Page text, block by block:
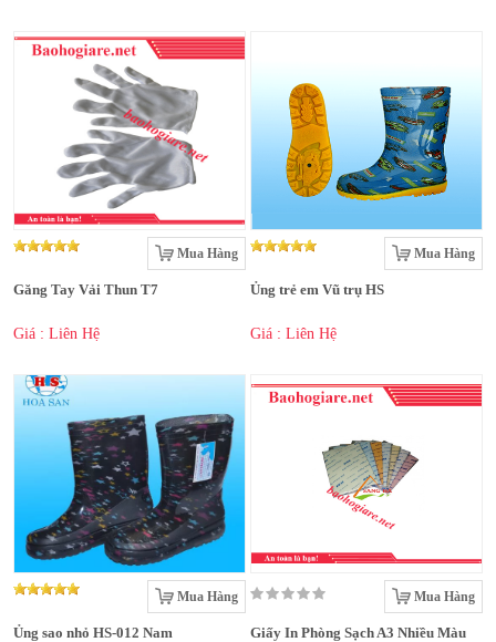
Mua Hàng
Găng Tay Vải Thun T7
Giá : Liên Hệ
Mua Hàng
Ủng trẻ em Vũ trụ HS
Giá : Liên Hệ
Mua Hàng
Ủng sao nhỏ HS-012 Nam
Mua Hàng
Giấy In Phòng Sạch A3 Nhiều Màu